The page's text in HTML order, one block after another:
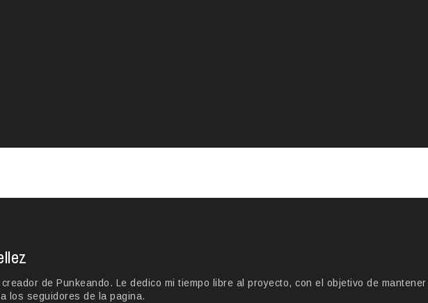
de Punkeando. Le dedico mi tiempo libre al proyecto, con el objetivo de mantener
los seguidores de la pagina.